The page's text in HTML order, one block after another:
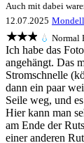
Auch mit dabei
12.07.2025
★★★ 💧 Normal
Ich habe das
angehängt. Das
Stromschnelle
dann ein paar
Seile weg, und
Hier kann man
am Ende der
einer anderen